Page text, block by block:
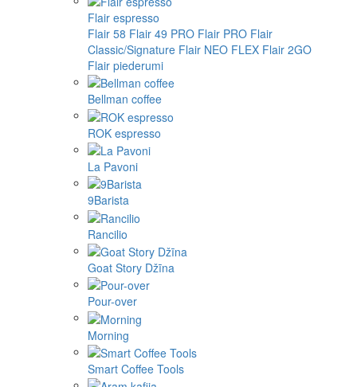
Flair espresso
Flair 58 Flair 49 PRO Flair PRO Flair
Classic/Signature Flair NEO FLEX Flair 2GO
Flair piederumi
Bellman coffee
ROK espresso
La Pavoni
9Barista
Rancilio
Goat Story Džīna
Pour-over
Morning
Smart Coffee Tools